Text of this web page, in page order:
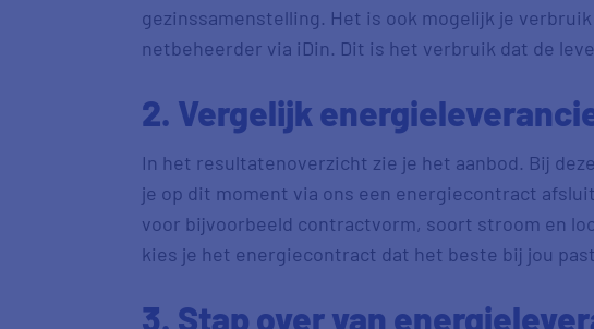
gezinssamenstelling. Het is ook mogelijk je
netbeheerder via iDin. Dit is het verbruik dat de
2. Vergelijk
In het resultatenoverzicht zie je het aanbod. Bij
je op dit moment via ons een energiecontract
voor bijvoorbeeld contractvorm, soort stroom en
kies je het energiecontract dat het beste bij jou
3. Stap over van